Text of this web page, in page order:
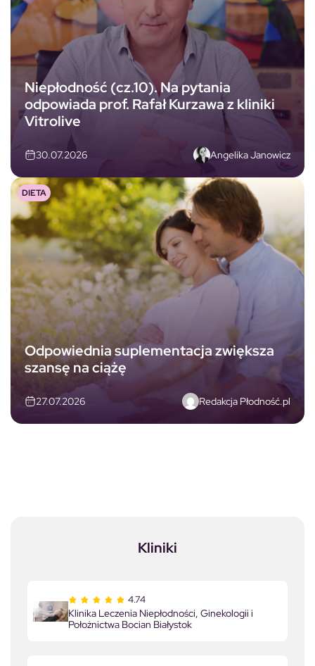
Niepłodność (cz.10). Na pytania
odpowiada prof. Rafał Kurzawa z kliniki
Vitrolive
30.07.2026 Angelika Janowicz
Odpowiednia suplementacja zwiększa
szansę na ciążę
27.07.2026 Redakcja Płodność.pl
DIETA
Kliniki
4.74
Klinika Leczenia Niepłodności, Ginekologii i
Położnictwa Bocian Białystok